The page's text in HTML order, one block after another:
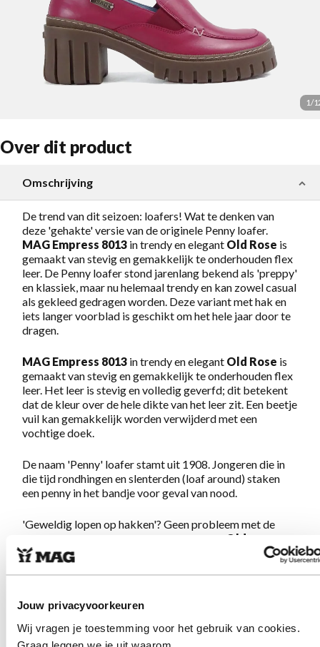
Jouw privacyvoorkeuren
Wij vragen je toestemming voor het gebruik van cookies.
1/
Over dit product
Omschrijving
De trend van dit seizoen: loafers! Wat te denken van
deze 'gehakte' versie van de originele Penny loafer.
MAG Empress 8013 in trendy en elegant Old Rose is
gemaakt van stevig en gemakkelijk te onderhouden flex
leer. De Penny loafer stond jarenlang bekend als 'preppy'
en klassiek, maar nu helemaal trendy en kan zowel casual
als gekleed gedragen worden. Deze variant met hak en
iets langer voorblad is geschikt om het hele jaar door te
dragen.
MAG Empress 8013 in trendy en elegant Old Rose is
gemaakt van stevig en gemakkelijk te onderhouden flex
leer. Het leer is stevig en volledig geverfd; dit betekent
dat de kleur over de hele dikte van het leer zit. Een beetje
vuil kan gemakkelijk worden verwijderd met een
vochtige doek.
De naam 'Penny' loafer stamt uit 1908. Jongeren die in
die tijd rondhingen en slenterden (loaf around) staken
een penny in het bandje voor geval van nood.
'Geweldig lopen op hakken'? Geen probleem met de
Old
Roseloop je feestelijk, chic en stoer, supercomfortabel
'on heels'. Deze nieuwe schoen geeft precies wat je van
ervoor dat je eindeloos kunt lopen. Het sterke maar
zachte leer zorgt voor een comfortabel en luxe gevoel
aan je voeten. Eenmaal aan, nooit meer uit!